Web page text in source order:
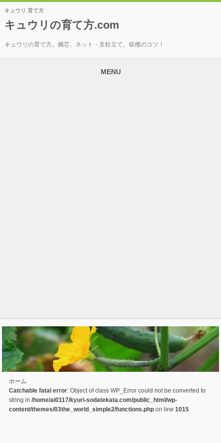
キュウリ 育て方
キュウリの育て方.com
キュウリの育て方。摘芯、ネット・支柱立て、収穫のコツ！
MENU
ホーム
Catchable fatal error: Object of class WP_Error could not be converted to
string in /home/ai0117/kyuri-sodatekata.com/public_html/wp-
content/themes/03the_world_simple2/functions.phpon line 1015